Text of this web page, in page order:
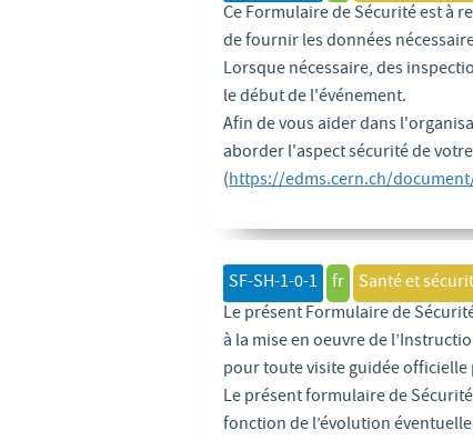
Ce Formulaire de Sécurité est à
de fournir les données
Lorsque nécessaire, des
le début de l'événement.
Afin de vous aider dans
aborder l'aspect sécurité de
(https://edms.cern.ch/
SF-SH-1-0-1 fr Santé et
Le présent Formulaire de
à la mise en oeuvre de
pour toute visite guidée officielle
Le présent formulaire de
fonction de l’évolution